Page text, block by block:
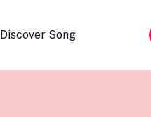
Discover Song